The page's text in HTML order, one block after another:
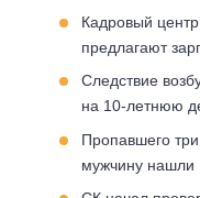
Кадровый
предлагают
Следствие
на 10-летнюю
Пропавшего
мужчину нашли